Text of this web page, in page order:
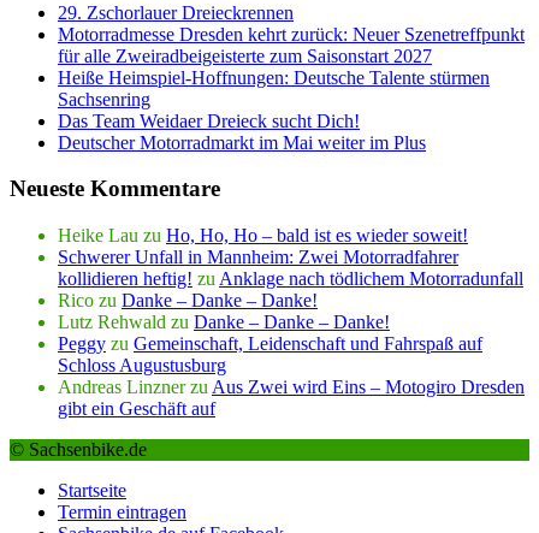
29. Zschorlauer Dreieckrennen
Motorradmesse Dresden kehrt zurück: Neuer Szenetreffpunkt
für alle Zweiradbeigeisterte zum Saisonstart 2027
Heiße Heimspiel-Hoffnungen: Deutsche Talente stürmen
Sachsenring
Das Team Weidaer Dreieck sucht Dich!
Deutscher Motorradmarkt im Mai weiter im Plus
Neueste Kommentare
Heike Lau zu Ho, Ho, Ho – bald ist es wieder soweit!
Schwerer Unfall in Mannheim: Zwei Motorradfahrer
kollidieren heftig! zu Anklage nach tödlichem Motorradunfall
Rico zu Danke – Danke – Danke!
Lutz Rehwald zu Danke – Danke – Danke!
Peggy zu Gemeinschaft, Leidenschaft und Fahrspaß auf
Schloss Augustusburg
Andreas Linznerzu Aus Zwei wird Eins – Motogiro Dresden
gibt ein Geschäft auf
© Sachsenbike.de
Startseite
Termin eintragen